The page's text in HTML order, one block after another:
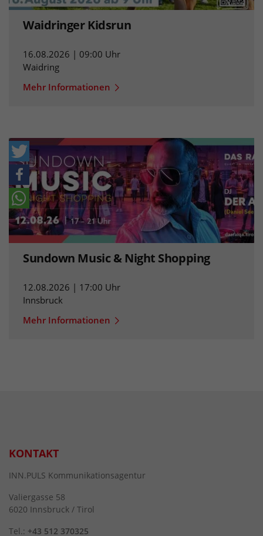
Waidringer Kidsrun
16.08.2026 | 09:00 Uhr
Waidring
Mehr Informationen
Sundown Music & Night Shopping
12.08.2026 | 17:00 Uhr
Innsbruck
Mehr Informationen
KONTAKT
INN.PULS Kommunikationsagentur
Valiergasse 58
6020 Innsbruck / Tirol
Tel.: +43 512 370325